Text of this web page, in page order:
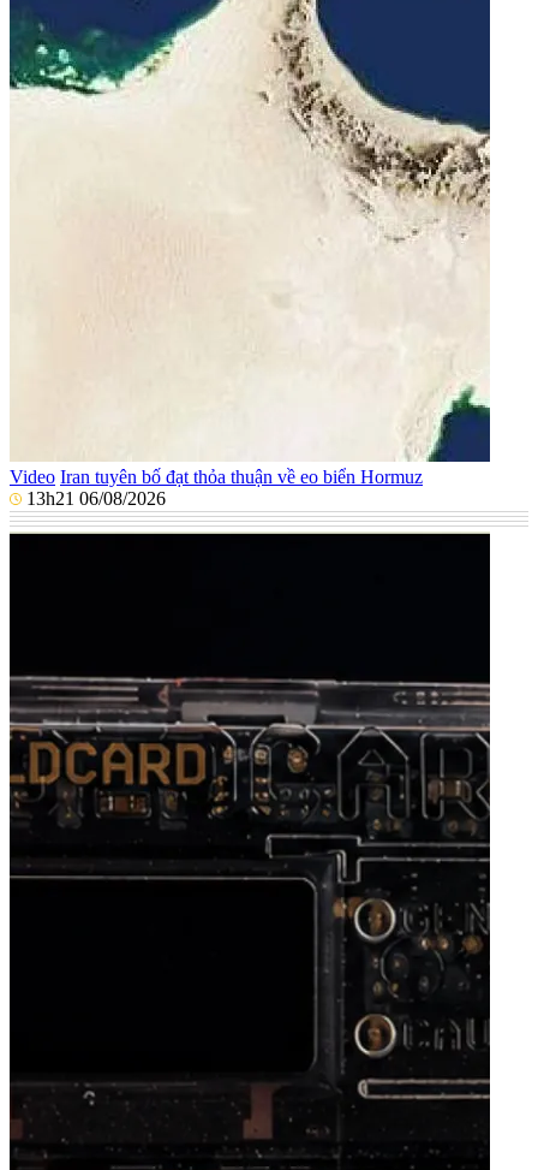
Video Iran tuyên bố đạt thỏa thuận về eo biển Hormuz
13h21 06/08/2026